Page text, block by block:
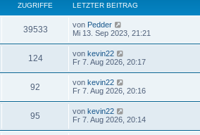
ZUGRIFFE LETZTER BEITRAG
39533Z
u
i
L
e
t
e
r
B
e
i
t
r
a
g
von Pedder
Mi 13. Sep 2023, 21:21
124Z
u
i
L
e
t
e
r
B
e
i
von kevin22
Fr 7. Aug 2026, 20:17
92
u
L
e
t
e
r
von kevin22
Fr 7. Aug 2026, 20:16
95
L
e
von kevin22
Fr 7. Aug 2026, 20:14